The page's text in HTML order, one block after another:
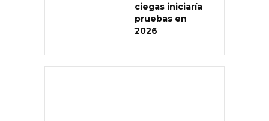
ciegas iniciaría
pruebas en
2026